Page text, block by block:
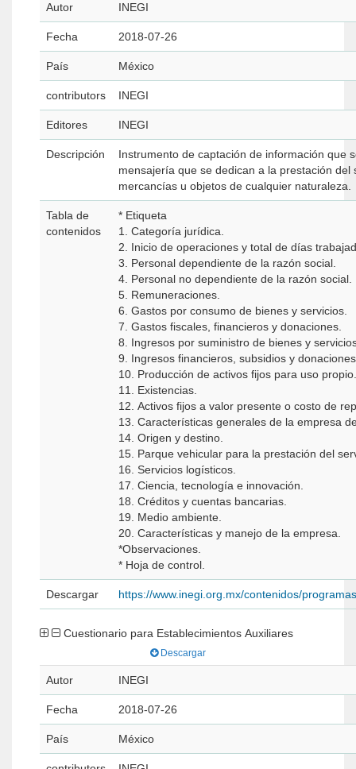
Autor INEGI
Fecha 2018-07-26
País México
contributors INEGI
Editores INEGI
Descripción
Instrumento de captación de información que
mensajería que se dedican a la prestación
mercancías u objetos de cualquier naturaleza.
Tabla de
contenidos
* Etiqueta
1. Categoría jurídica.
2. Inicio de operaciones y total de días
3. Personal dependiente de la razón social.
4. Personal no dependiente de la razón social.
5. Remuneraciones.
6. Gastos por consumo de bienes y servicios.
7. Gastos fiscales, financieros y donaciones.
8. Ingresos por suministro de bienes y
9. Ingresos financieros, subsidios y
10. Producción de activos fijos para uso propio.
11. Existencias.
12. Activos fijos a valor presente o costo de
13. Características generales de la empresa
14. Origen y destino.
15. Parque vehicular para la prestación del
16. Servicios logísticos.
17. Ciencia, tecnología e innovación.
18. Créditos y cuentas bancarias.
19. Medio ambiente.
20. Características y manejo de la empresa.
*Observaciones.
* Hoja de control.
Descargar https://www.inegi.org.mx/contenidos/
Cuestionario para Establecimientos Auxiliares
Descargar
Autor INEGI
Fecha 2018-07-26
País México